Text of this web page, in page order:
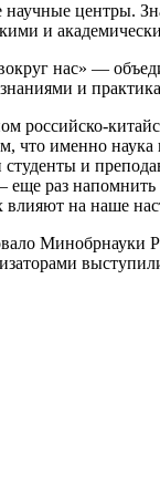
научные центры.
и
нас» —
и
российско-
что именно
и
раз
влияют на наше